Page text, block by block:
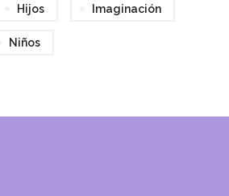
Hijos Imaginación
Niños